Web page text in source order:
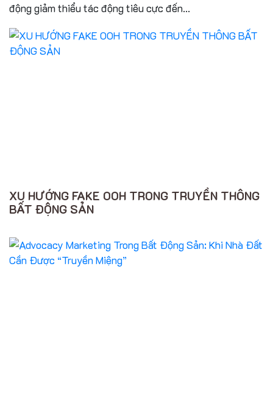
động giảm thiểu tác động tiêu cực đến...
XU HƯỚNG FAKE OOH TRONG TRUYỀN THÔNG
BẤT ĐỘNG SẢN